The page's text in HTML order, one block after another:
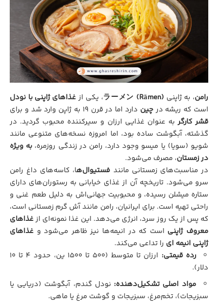
رامن، به ژاپنی ラーメン (Rāmen)، یکی از غذاهای ژاپنی با نودل
است که ریشه درچین دارد اما در قرن ۱۹ به ژاپن وارد شد و برای
قشر کارگر به عنوان غذایی ارزان و سیرکننده محبوب گردید. در
گذشته، آبگوشت ساده بود، اما امروزه نسخه‌های متنوعی مانند
شویو (سویا) یا میسو وجود دارد، رامن در زندگی روزمره، به ویژه
در زمستان، مصرف می‌شود.
در مناسبت‌های زمستانی مانند فستیوال‌ها، کاسه‌های داغ رامن
سرو می‌شود. تاریخچه آن از غذای خیابانی به رستوران‌های دارای
ستاره میشلن‌ رسیده، و محبوبیت جهانی‌اش به دلیل طعم غنی و
راحتی تهیه است. برای ایرانیان، رامن مانند آش گرم زمستانی است،
که پس از یک روز سرد، انرژی می‌دهد. این غذا نمونه‌ای ازغذاهای
معروف ژاپنی است که در انیمه‌ها نیز ظاهر می‌شود و غذاهای
ژاپنی انیمه ای را تداعی می‌کند.
رده قیمتی:
ارزان تا متوسط (۵۰۰ تا ۱۵۰۰ ین، حدود ۴ تا ۱۰
دلار).
مواد اصلی تشکیل‌دهنده: نودل گندم، آبگوشت (دریایی یا
سبزیجات)، تخم‌مرغ، سبزیجات و گوشت مرغ یا ماهی.